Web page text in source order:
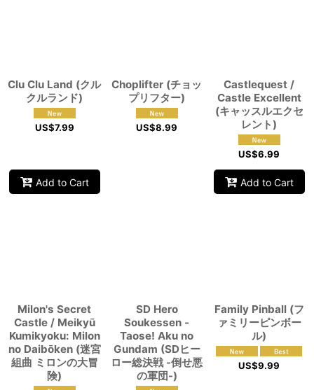
Clu Clu Land (クル
クルランド)
US$7.99
Add to Cart
Choplifter (チョッ
プリフター)
US$8.99
Castlequest /
Castle Excellent
(キャッスルエクセ
レント)
US$6.99
Add to Cart
Milon's Secret
Castle / Meikyū
Kumikyoku: Milon
no Daibōken (迷宮
組曲 ミロンの大冒
険)
SD Hero
Soukessen -
Taose! Aku no
Gundam (SDヒー
ロー総決戦 -倒せ悪
の軍団-)
Family Pinball (フ
ァミリーピンボー
ル)
US$9.99